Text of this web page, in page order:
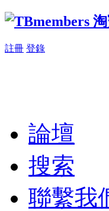
註冊 登錄
論壇
搜索
聯繫我